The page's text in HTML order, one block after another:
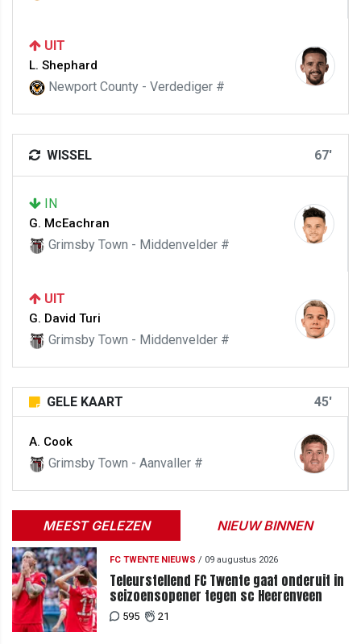
UIT
L. Shephard
Newport County - Verdediger #
WISSEL 67'
IN
G. McEachran
Grimsby Town - Middenvelder #
UIT
G. David Turi
Grimsby Town - Middenvelder #
GELE KAART 45'
A. Cook
Grimsby Town - Aanvaller #
MEEST GELEZEN NIEUW BINNEN
FC TWENTE NIEUWS / 09 augustus 2026
Teleurstellend FC Twente gaat onderuit in
seizoensopener tegen sc Heerenveen
595 21